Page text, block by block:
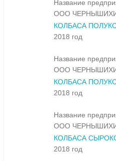
Название
ООО
КОЛБАСА
2018 год
Название
ООО
КОЛБАСА
2018 год
Название
ООО
КОЛБАСА
2018 год